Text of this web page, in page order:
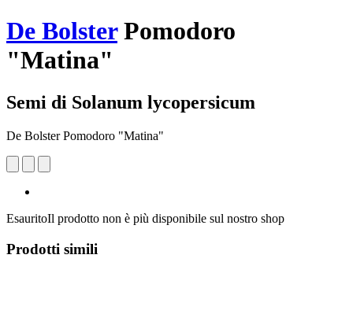
De BolsterPomodoro
"Matina"
Semi di Solanum lycopersicum
De Bolster Pomodoro "Matina"
EsauritoIl prodotto non è più disponibile sul nostro shop
Prodotti simili